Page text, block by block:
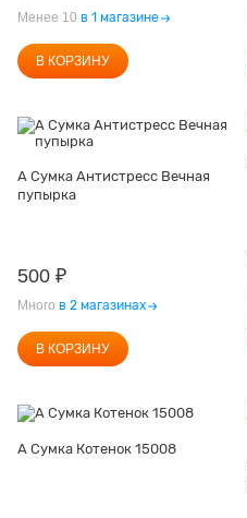
Менее 10 в 1 магазине
В КОРЗИНУ
А Сумка Антистресс Вечная
пупырка
500 ₽
Много в 2 магазинах
В КОРЗИНУ
А Сумка Котенок 15008